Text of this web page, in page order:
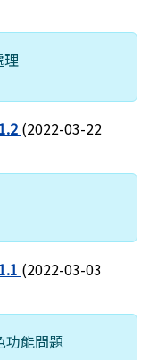
理
(2022-03-22
(2022-03-03
功能問題